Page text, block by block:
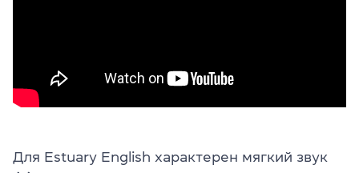
Для Estuary English характерен мягкий звук